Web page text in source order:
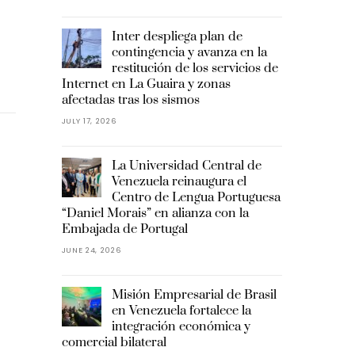
Inter despliega plan de
contingencia y avanza en la
restitución de los servicios de
Internet en La Guaira y zonas
afectadas tras los sismos
JULY 17, 2026
La Universidad Central de
Venezuela reinaugura el
Centro de Lengua Portuguesa
“Daniel Morais” en alianza con la
Embajada de Portugal
JUNE 24, 2026
Misión Empresarial de Brasil
en Venezuela fortalece la
integración económica y
comercial bilateral